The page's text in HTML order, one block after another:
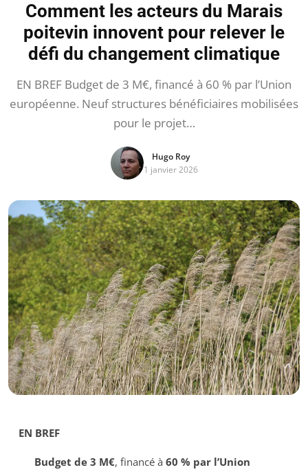
Comment les acteurs du Marais
poitevin innovent pour relever le
défi du changement climatique
EN BREF Budget de 3 M€, financé à 60 % par l’Union
européenne. Neuf structures bénéficiaires mobilisées
pour le projet…
Hugo Roy
1 janvier 2026
EN BREF
Budget de 3 M€, financé à 60 % par l’Union